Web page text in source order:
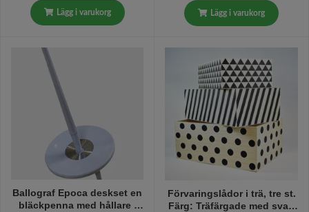
Lägg i varukorg
sin klassiska design.
Lägg i varukorg
Ballograf Epoca deskset en
bläckpenna med hållare i
Förvaringslådor i trä, tre st.
Färg: Träfärgade med svart